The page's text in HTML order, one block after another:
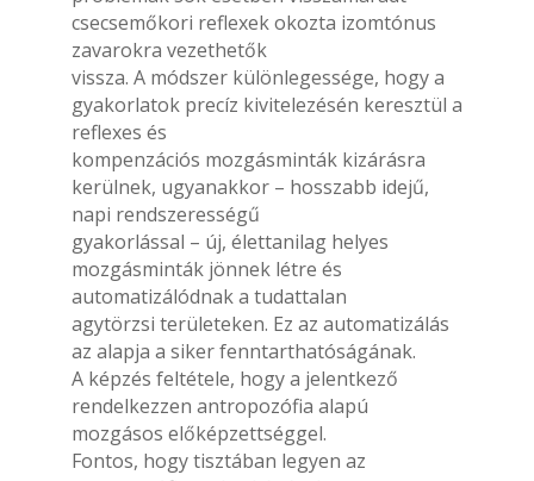
csecsemőkori reflexek okozta izomtónus
zavarokra vezethetők
vissza. A módszer különlegessége, hogy a
gyakorlatok precíz kivitelezésén keresztül a
reflexes és
kompenzációs mozgásminták kizárásra
kerülnek, ugyanakkor – hosszabb idejű,
napi rendszerességű
gyakorlással – új, élettanilag helyes
mozgásminták jönnek létre és
automatizálódnak a tudattalan
agytörzsi területeken. Ez az automatizálás
az alapja a siker fenntarthatóságának.
A képzés feltétele, hogy a jelentkező
rendelkezzen antropozófia alapú
mozgásos előképzettséggel.
Fontos, hogy tisztában legyen az